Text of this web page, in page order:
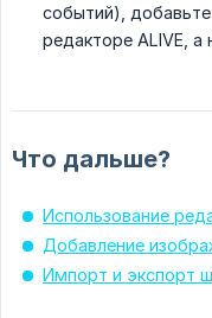
событий),
редакторе ALIVE, а
Что дальше?
Использование
Добавление
Импорт и экспорт